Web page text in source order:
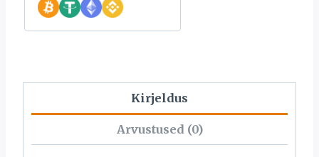
Kirjeldus
Arvustused (0)